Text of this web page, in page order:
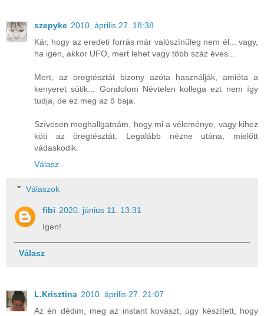
szepyke 2010. április 27. 18:38
Kár, hogy az eredeti forrás már valószínűleg nem él... vagy,
ha igen, akkor UFO, mert lehet vagy több száz éves...
Mert, az öregtésztát bizony azóta használják, amióta a
kenyeret sütik... Gondolom Névtelen kollega ezt nem így
tudja, de ez meg az ő baja.
Szívesen meghallgatnám, hogy mi a véleménye, vagy kihez
köti az öregtésztát. Legalább nézne utána, mielőtt
vádaskodik.
Válasz
Válaszok
fibi 2020. június 11. 13:31
Igen!
Válasz
L.Krisztina 2010. április 27. 21:07
Az én dédim, meg az instant kovászt, úgy készített, hogy